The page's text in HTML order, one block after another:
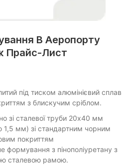
В Аеропорту
Прайс-Лист
під тиском алюмінієвий сплав
з блискучим сріблом.
зі сталевої труби 20x40 мм
1,5 мм) зі стандартним чорним
покриттям
формування з пінополіуретану з
сталевою рамою.